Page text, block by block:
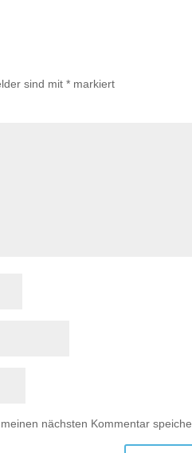
sind mit* markiert
nächsten Kommentar